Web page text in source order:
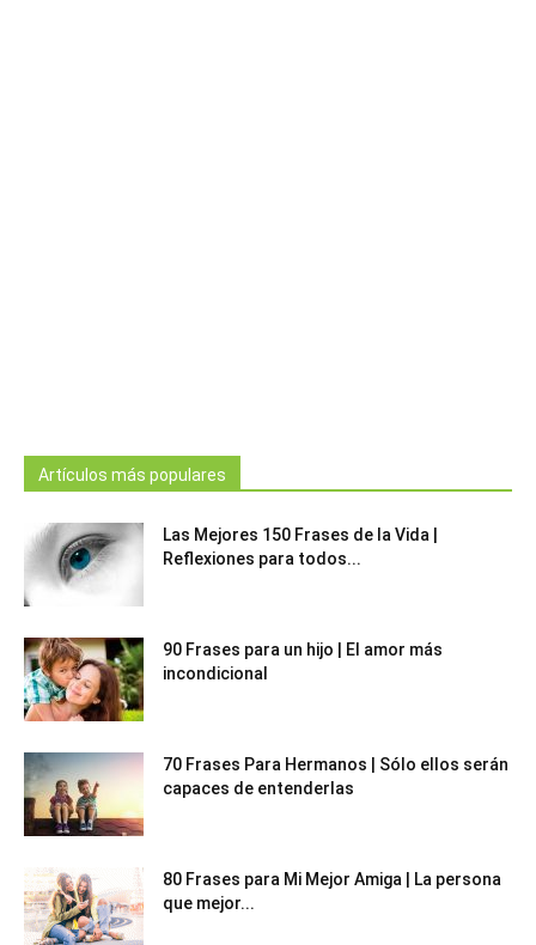
Artículos más populares
Las Mejores 150 Frases de la Vida |
Reflexiones para todos...
90 Frases para un hijo | El amor más
incondicional
70 Frases Para Hermanos | Sólo ellos serán
capaces de entenderlas
80 Frases para Mi Mejor Amiga | La persona
que mejor...